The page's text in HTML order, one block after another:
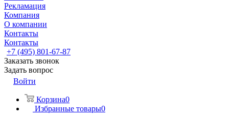
Рекламация
Компания
О компании
Контакты
Контакты
+7 (495) 801-67-87
Заказать звонок
Задать вопрос
Войти
Корзина0
Избранные товары0